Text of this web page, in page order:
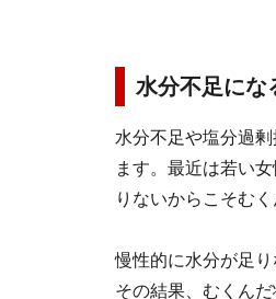
水分不足にな
水分不足や塩分過
ます。最近は若い
りないからこそむ
慢性的に水分が足
その結果、むくんだ